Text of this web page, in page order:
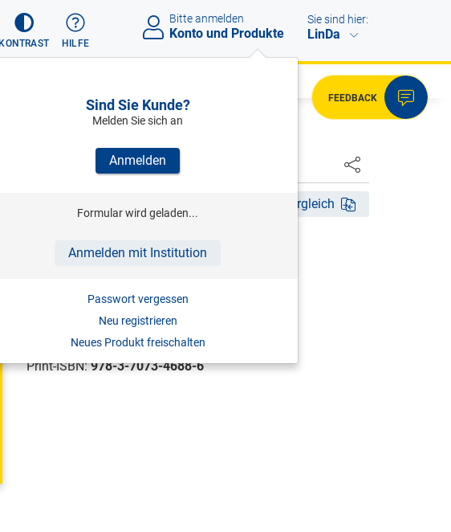
KONTRAST HILFE
Bitte anmelden
Konto und Produkte
Sind Sie Kunde?
Melden Sie sich an
Anmelden
Formular wird geladen...
Anmelden mit Institution
Passwort vergessen
Neu registrieren
Neues Produkt freischalten
Sie sind hier:
LinDa
FEEDBACK
NÄCHSTER
Fassungsvergleich
TOMAN/FRÖSSEL (HRSG)
Praxiskommentar
2. Aufl. 2025
Print-ISBN:978-3-7073-4688-6